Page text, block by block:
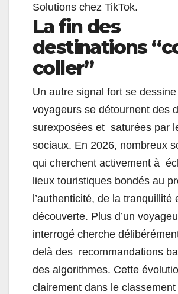
Solutions chez TikTok.
La fin des
destinations
coller”
Un autre signal fort se
voyageurs se détournent des
surexposées et saturées par
sociaux. En 2026, nombreux
qui cherchent activement à
lieux touristiques bondés au
l’authenticité, de la tranquillité
découverte. Plus d’un
interrogé cherche
delà des recommandations
des algorithmes. Cette
clairement dans le